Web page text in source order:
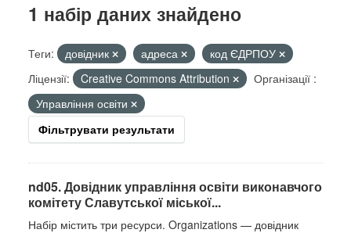
1 набір даних знайдено
Теги: довідник адреса
код ЄДРПОУ
Ліцензії:
Creative Commons Attribution
Організації :
Управління освіти
Фільтрувати результати
nd05. Довідник управління освіти виконавчого
комітету Славутської міської...
Набір містить три ресурси. Organizations — довідник